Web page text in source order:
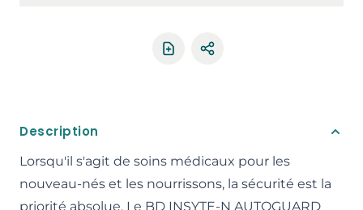
Partager le produit
Description
Lorsqu'il s'agit de soins médicaux pour les
nouveau-nés et les nourrissons, la sécurité est la
priorité absolue. Le BD INSYTE-N AUTOGUARD